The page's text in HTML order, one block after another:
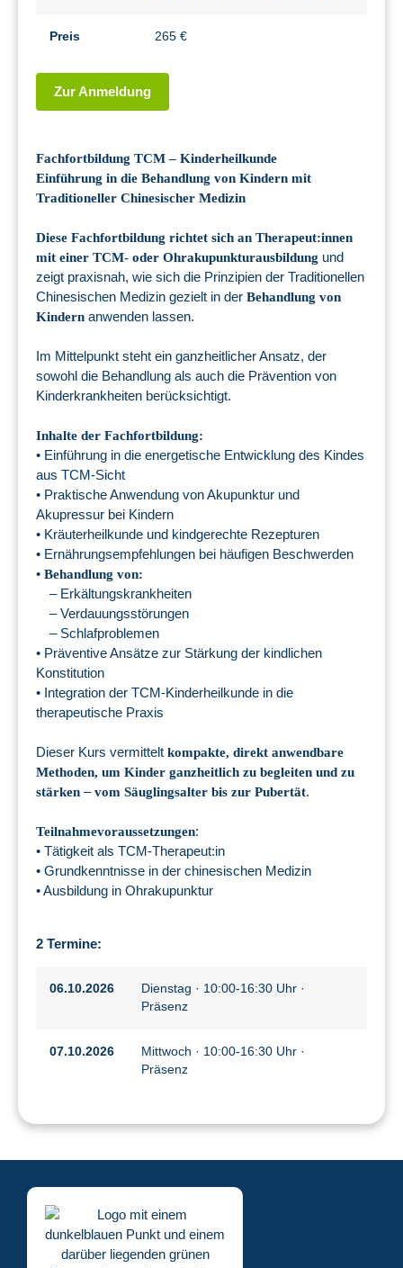
Preis 265 €
Zur Anmeldung
Fachfortbildung TCM – Kinderheilkunde
Einführung in die Behandlung von Kindern mit
Traditioneller Chinesischer Medizin
Diese Fachfortbildung richtet sich an Therapeut:innen
mit einer TCM- oder Ohrakupunkturausbildung und
zeigt praxisnah, wie sich die Prinzipien der Traditionellen
Chinesischen Medizin gezielt in der Behandlung von
Kindern anwenden lassen.
Im Mittelpunkt steht ein ganzheitlicher Ansatz, der
sowohl die Behandlung als auch die Prävention von
Kinderkrankheiten berücksichtigt.
Inhalte der Fachfortbildung:
• Einführung in die energetische Entwicklung des Kindes
aus TCM-Sicht
• Praktische Anwendung von Akupunktur und
Akupressur bei Kindern
• Kräuterheilkunde und kindgerechte Rezepturen
• Ernährungsempfehlungen bei häufigen Beschwerden
• Behandlung von:
– Erkältungskrankheiten
– Verdauungsstörungen
– Schlafproblemen
• Präventive Ansätze zur Stärkung der kindlichen
Konstitution
• Integration der TCM-Kinderheilkunde in die
therapeutische Praxis
Dieser Kurs vermittelt kompakte, direkt anwendbare
Methoden, um Kinder ganzheitlich zu begleiten und zu
stärken –vom Säuglingsalter bis zur Pubertät.
Teilnahmevoraussetzungen:
• Tätigkeit als TCM-Therapeut:in
• Grundkenntnisse in der chinesischen Medizin
• Ausbildung in Ohrakupunktur
2 Termine:
06.10.2026
Dienstag · 10:00-16:30 Uhr ·
Präsenz
07.10.2026
Mittwoch · 10:00-16:30 Uhr ·
Präsenz